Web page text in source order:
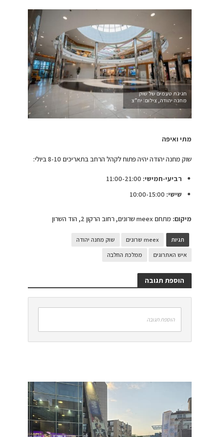
חגיגת טעמים של שוק
מחנה יהודה, צילום: יח”צ
מתי ואיפה
שוק מחנה יהודה יהיה פתוח לקהל הרחב בתאריכים 8-10 ביולי:
רביעי-חמישי: 11:00-21:00
שישי: 10:00-15:00
מיקום: מתחם meex שרונים, רחוב הרקון 2, הוד השרון
תגיות meex שרונים
שוק מחנה יהודה
איש האתרוגים
ממלכת החלבה
הוספת תגובה
הוספת תגובה